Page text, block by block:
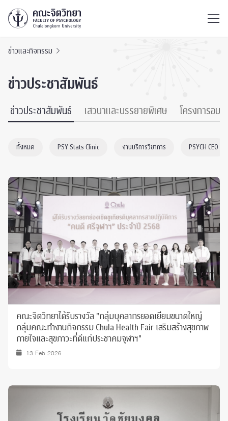
ข่าวและกิจกรรม
ข่าวประชาสัมพันธ์
ข่าวประชาสัมพันธ์ เสวนาและบรรยายพิเศษ โครงการอบร
ทั้งหมด PSY Stats Clinic งานบริการวิชาการ PSYCH CEO
คณะจิตวิทยาได้รับรางวัล "กลุ่มบุคลากรยอดเยี่ยมขนาดใหญ่
กลุ่มคณะทำงานกิจกรรม Chula Health Fair เสริมสร้างสุขภาพ
กายใจและสุขภาวะที่ดีแก่ประชาคมจุฬาฯ"
13 Feb 2026